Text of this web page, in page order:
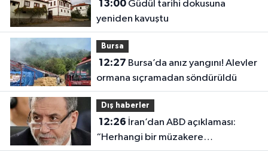
13:00Güdül tarihi dokusuna
yeniden kavuştu
Bursa
12:27
ormana sıçramadan söndürüldü
Dış haberler
12:26
“Herhangi bir müzakere